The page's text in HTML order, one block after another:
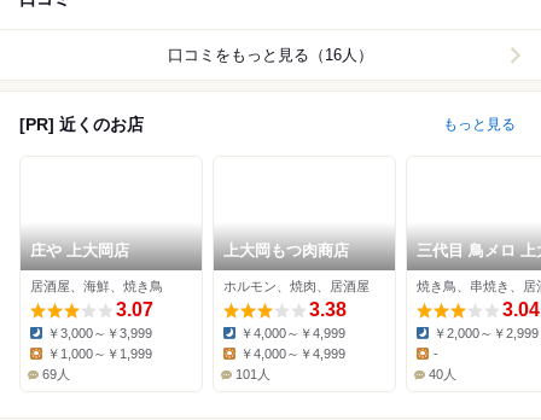
口コミをもっと見る（16人）
[PR] 近くのお店 もっと見る
庄や 上大岡店
居酒屋、海鮮、焼き鳥
3.07
Dinner:
￥3,000～￥3,999
Lunch:
￥1,000～￥1,999
69人
上大岡もつ肉商店
ホルモン、焼肉、居酒屋
3.38
Dinner:
￥4,000～￥4,999
￥4,000～￥4,999
101人
三代目 鳥メロ 上
店
焼き鳥、串焼き、居
3.04
Dinner:
￥2,000～￥2,999
Lunch:
-
40人